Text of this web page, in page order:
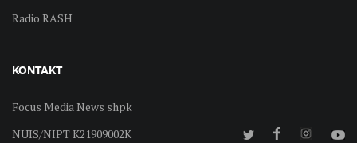
Radio RASH
KONTAKT
Focus Media News shpk
NUIS/NIPT K21909002K